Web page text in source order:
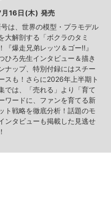
16日(木) 発売
は、世界の模型・プラモデル
大解剖する「ボクラのタミ
『爆走兄弟レッツ＆ゴー!!』
ひろ先生インタビュー＆描き
ナップ、特別付録にはスチー
スも！さらに2026年上半期ト
では、「売れる」より「育て
ワードに、ファンを育てる新
ト戦略を徹底分析！話題のモ
ンタビューも掲載した見逃せ